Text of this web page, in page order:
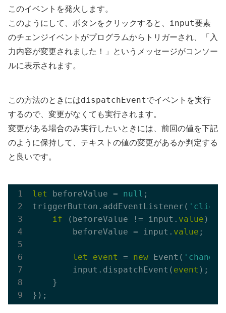
このイベントを発火します。
このようにして、ボタンをクリックすると、
input要素
のチェンジイベントがプログラムからトリガーされ、「入
力内容が変更されました！」というメッセージがコンソー
ルに表示されます。
この方法のときにはdispatchEventでイベントを実行
するので、変更がなくても実行されます。
変更がある場合のみ実行したいときには、前回の値を下記
のように保持して、テキストの値の変更があるか判定する
と良いです。
let beforeValue = null ;
triggerButton.addEventListener( 'click'
if (beforeValue != input. value ) {
        beforeValue = input.
value ;
let event = new Event( 'change'
        input.dispatchEvent(
event );
    }